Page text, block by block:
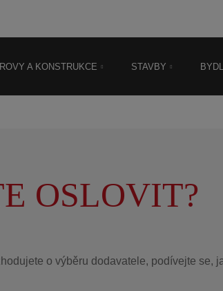
A KONSTRUKCE STAVBY
OSLOVIT?
o výběru dodavatele, podívejte se,